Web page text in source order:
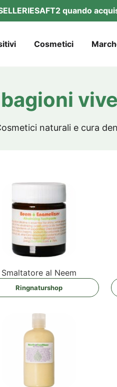
quan­do
Cos­me­ti­ci
natu­ra­li e cura
Smalt­a­to­re al Neem
Ring­na­tur­shop